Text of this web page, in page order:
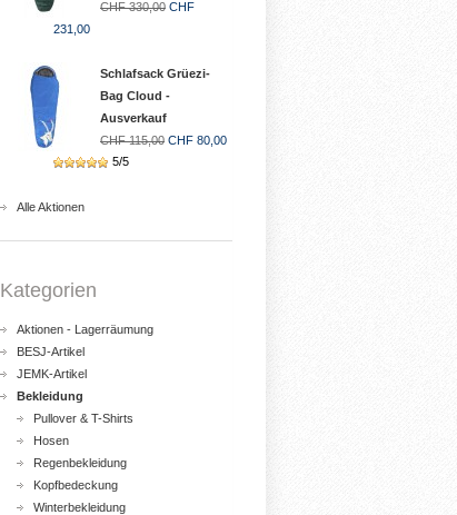
CHF 330,00 CHF
231,00
Schlafsack Grüezi-
Bag Cloud -
Ausverkauf
CHF 115,00 CHF 80,00
5/5
Alle Aktionen
Kategorien
Aktionen - Lagerräumung
BESJ-Artikel
JEMK-Artikel
Bekleidung
Pullover & T-Shirts
Hosen
Regenbekleidung
Kopfbedeckung
Winterbekleidung